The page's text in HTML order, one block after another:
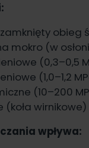
obieg
mokro (w
(0,3–0,5
(1,0–1,2
(10–200
(koła wirnikowe)
wpływa: